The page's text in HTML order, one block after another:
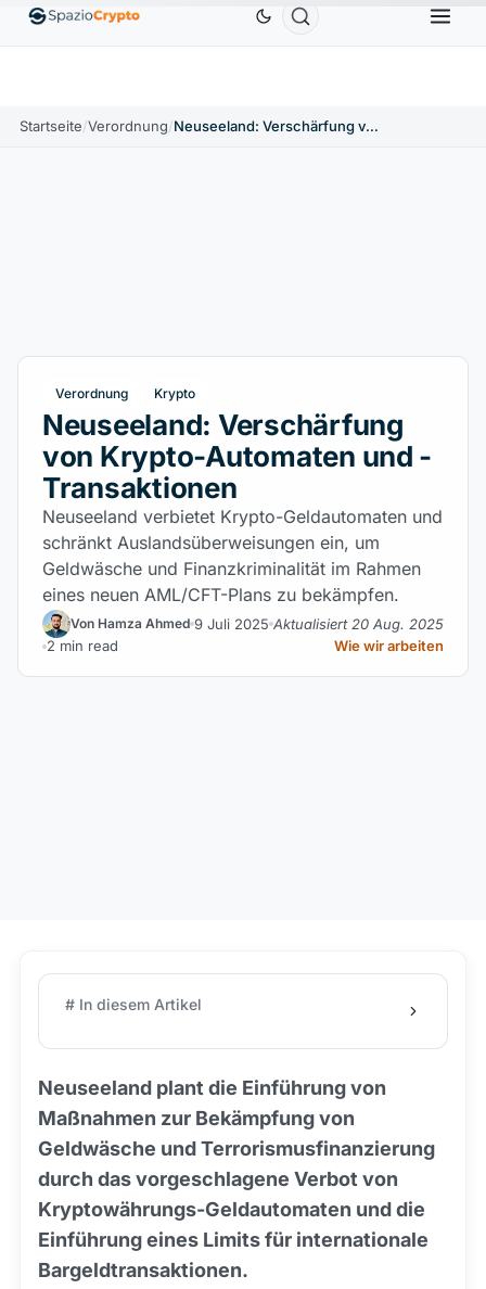
EthereumETH1.880,58 $ Tether USDT BNB
Startseite/Verordnung/ Neuseeland: Verschärfung von Krypto-Automaten und -Transaktionen
Verordnung Krypto
Neuseeland: Verschärfung
von Krypto-Automaten und -
Transaktionen
Neuseeland verbietet Krypto-Geldautomaten und
schränkt Auslandsüberweisungen ein, um
Geldwäsche und Finanzkriminalität im Rahmen
eines neuen AML/CFT-Plans zu bekämpfen.
Von Hamza Ahmed 9 Juli 2025 Aktualisiert 20 Aug. 2025
2 min read
Wie wir arbeiten
# In diesem Artikel
Neuseeland plant die Einführung von
Maßnahmen zur Bekämpfung von
Geldwäsche und Terrorismusfinanzierung
durch das vorgeschlagene Verbot von
Kryptowährungs-Geldautomaten und die
Einführung eines Limits für internationale
Bargeldtransaktionen.